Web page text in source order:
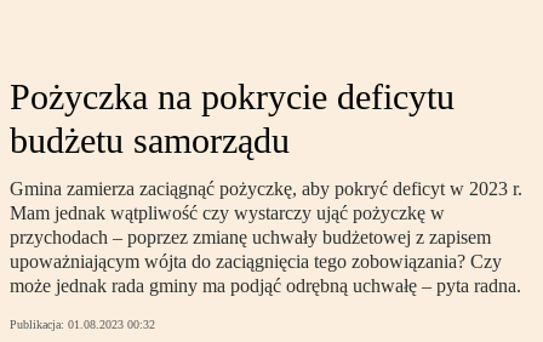
Pożyczka na pokrycie deficytu
budżetu samorządu
Gmina zamierza zaciągnąć pożyczkę, aby pokryć deficyt w 2023 r.
Mam jednak wątpliwość czy wystarczy ująć pożyczkę w
przychodach – poprzez zmianę uchwały budżetowej z zapisem
upoważniającym wójta do zaciągnięcia tego zobowiązania? Czy
może jednak rada gminy ma podjąć odrębną uchwałę – pyta radna.
Publikacja: 01.08.2023 00:32